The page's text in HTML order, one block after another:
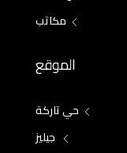
مكاتب
الموقع
حي تاركة
جيليز